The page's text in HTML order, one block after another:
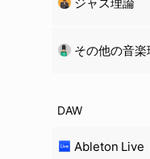
その他の音
DAW
Ableton Live